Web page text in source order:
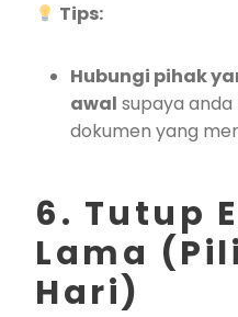
Tips:
Hubungi pihak
awal supaya
dokumen yang
6. Tutup
Lama
Hari)